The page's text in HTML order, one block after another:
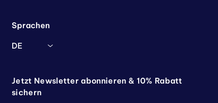
Sprachen
DE
Jetzt Newsletter abonnieren & 10% Rabatt
sichern